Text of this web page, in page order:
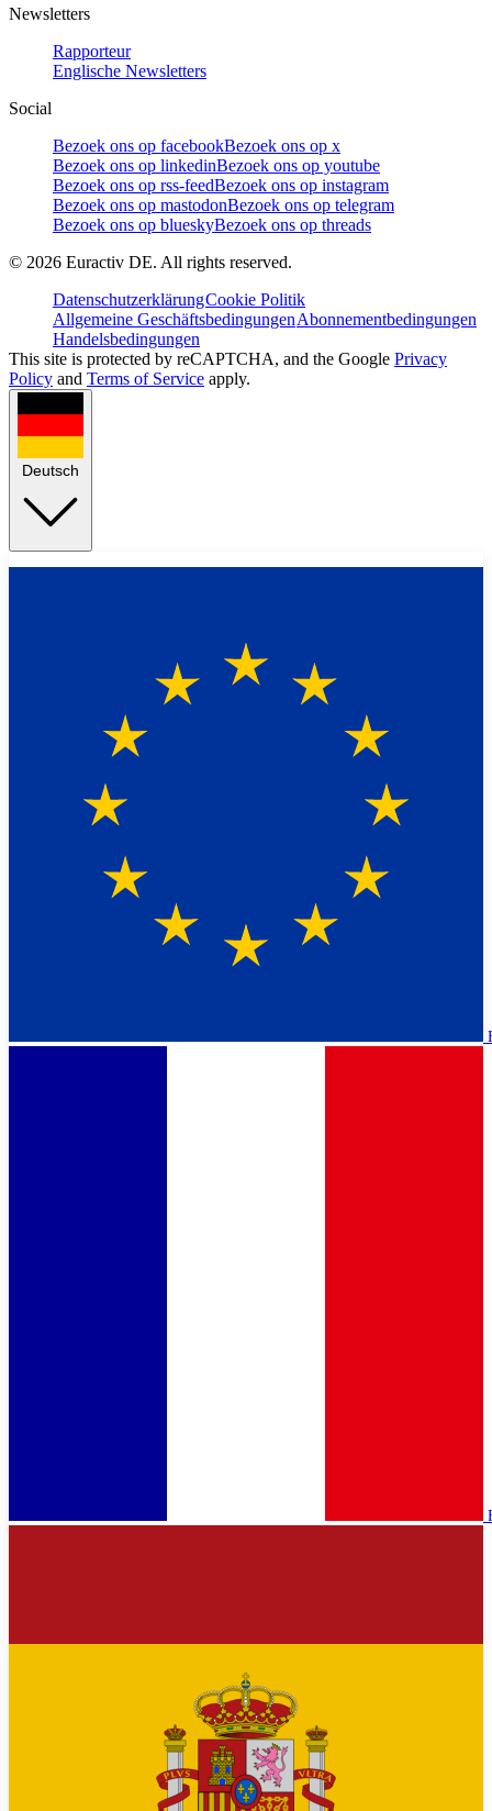
Newsletters
Rapporteur
Englische Newsletters
Social
Bezoek ons op facebookBezoek ons op x
Bezoek ons op linkedinBezoek ons op youtube
Bezoek ons op rss-feedBezoek ons op instagram
Bezoek ons op mastodonBezoek ons op telegram
Bezoek ons op blueskyBezoek ons op threads
© 2026 Euractiv DE. All rights reserved.
DatenschutzerklärungCookie Politik
Allgemeine GeschäftsbedingungenAbonnementbedingungen
Handelsbedingungen
This site is protected by reCAPTCHA, and the Google Privacy
Policy and Terms of Service apply.
Deutsch